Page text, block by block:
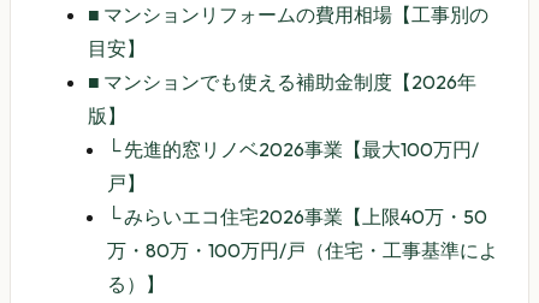
■ マンションリフォームの費用相場【工事別の
目安】
■ マンションでも使える補助金制度【2026年
版】
└先進的窓リノベ2026事業【最大100万円/
戸】
└みらいエコ住宅2026事業【上限40万・50
万・80万・100万円/戸（住宅・工事基準によ
る）】